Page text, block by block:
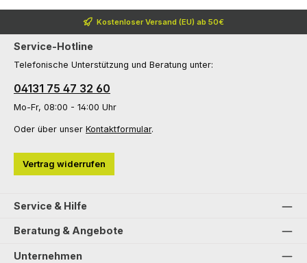
Kostenloser Versand (EU) ab 50€
Service-Hotline
Telefonische Unterstützung und Beratung unter:
04131 75 47 32 60
Mo-Fr, 08:00 - 14:00 Uhr
Oder über unser Kontaktformular.
Vertrag widerrufen
Service & Hilfe
Beratung & Angebote
Unternehmen